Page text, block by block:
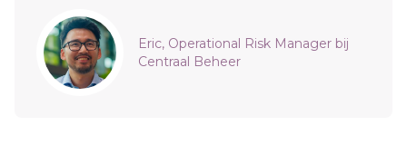
Sidebar
Eric, Operational Risk Manager bij
Centraal Beheer